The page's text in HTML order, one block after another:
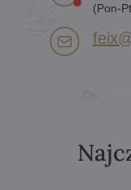
(Pon-